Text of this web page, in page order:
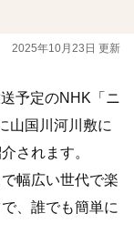
2025年10月23日 更新
予定のNHK「ニ
山国川河川敷に
されます。
幅広い世代で楽
、誰でも簡単に